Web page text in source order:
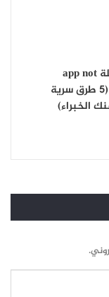
حل مشكلة app not
installed (5 طرق سرية
الخبراء)